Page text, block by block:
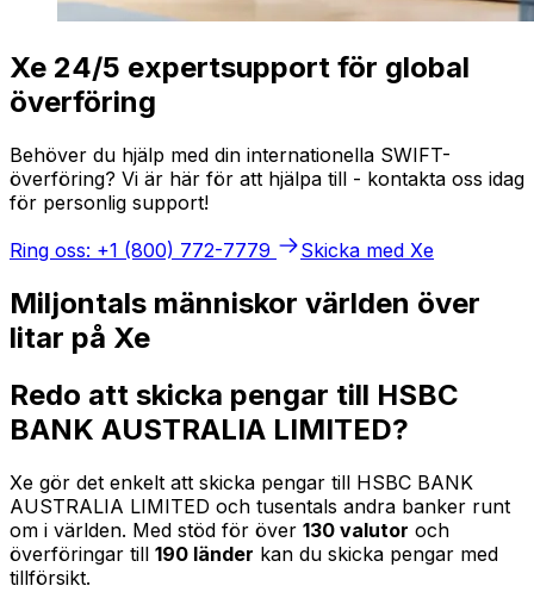
Xe 24/5 expertsupport för global
överföring
Behöver du hjälp med din internationella SWIFT-
överföring? Vi är här för att hjälpa till - kontakta oss idag
för personlig support!
Ring oss: +1 (800) 772-7779
Skicka med Xe
Miljontals människor världen över
litar på Xe
Redo att skicka pengar till HSBC
BANK AUSTRALIA LIMITED?
Xe gör det enkelt att skicka pengar till HSBC BANK
AUSTRALIA LIMITED och tusentals andra banker runt
om i världen. Med stöd för över 130 valutor och
överföringar till 190 länder kan du skicka pengar med
tillförsikt.